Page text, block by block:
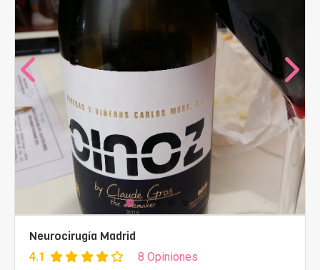
Neurocirugía Madrid
4.1 8 Opiniones